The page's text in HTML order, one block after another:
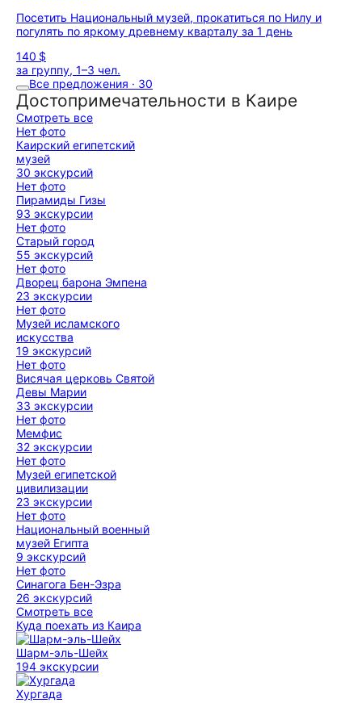
Посетить Национальный музей, прокатиться по Нилу и
погулять по яркому древнему кварталу за 1 день
140 $
за группу, 1–3 чел.
Все предложения · 30
Достопримечательности в Каире
Смотреть все
Нет фото
Каирский египетский
музей
30 экскурсий
Нет фото
Пирамиды Гизы
93 экскурсии
Нет фото
Старый город
55 экскурсий
Нет фото
Дворец барона Эмпена
23 экскурсии
Нет фото
Музей исламского
искусства
19 экскурсий
Нет фото
Висячая церковь Святой
Девы Марии
33 экскурсии
Нет фото
Мемфис
32 экскурсии
Нет фото
Музей египетской
цивилизации
23 экскурсии
Нет фото
Национальный военный
музей Египта
9 экскурсий
Нет фото
Синагога Бен-Эзра
26 экскурсий
Смотреть все
Куда поехать из Каира
Шарм-эль-Шейх
194 экскурсии
Хургада